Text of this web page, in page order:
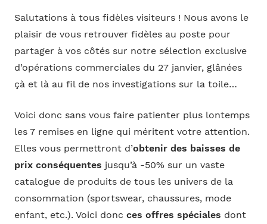
Salutations à tous fidèles visiteurs ! Nous avons le
plaisir de vous retrouver fidèles au poste pour
partager à vos côtés sur notre sélection exclusive
d’opérations commerciales du 27 janvier, glânées
çà et là au fil de nos investigations sur la toile…
Voici donc sans vous faire patienter plus lontemps
les 7 remises en ligne qui méritent votre attention.
Elles vous permettront d’obtenir des baisses de
prix conséquentes jusqu’à -50% sur un vaste
catalogue de produits de tous les univers de la
consommation (sportswear, chaussures, mode
enfant, etc.). Voici donc ces offres spéciales dont